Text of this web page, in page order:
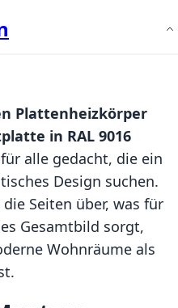
Plattenheizkörper
in RAL 9016
alle gedacht, die ein
Design suchen.
Seiten über, was für
Gesamtbild sorgt,
Wohnräume als